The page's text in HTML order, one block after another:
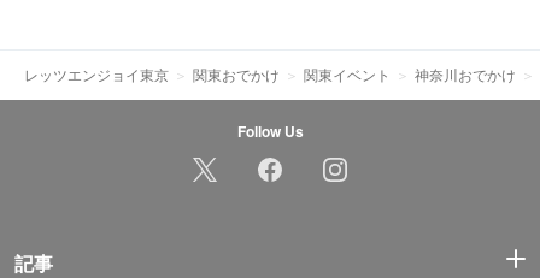
レッツエンジョイ東京 関東おでかけ 関東イベント 神奈川おでかけ
Follow Us
記事